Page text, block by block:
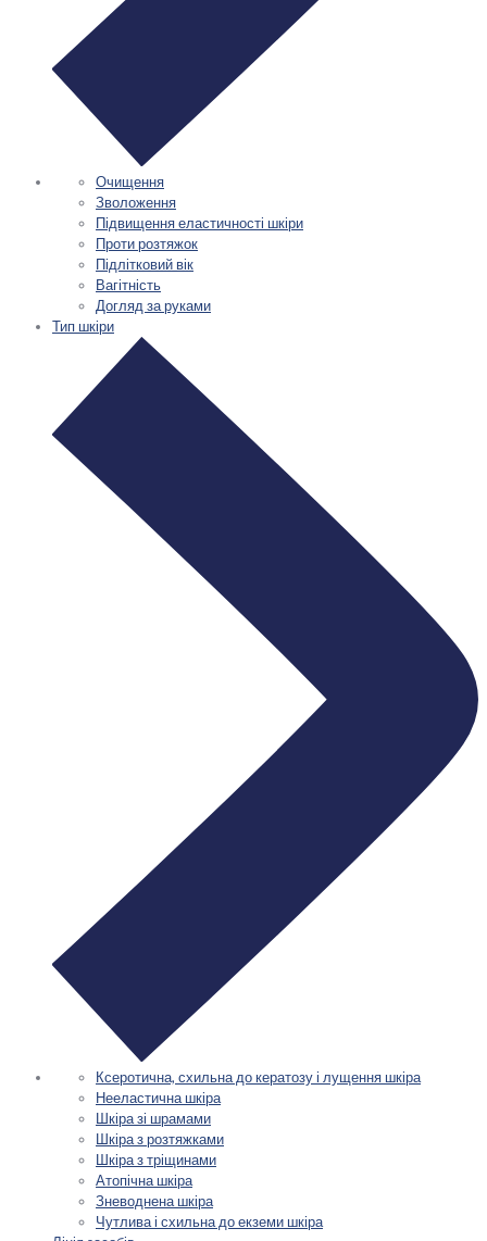
Очищення
Зволоження
Підвищення еластичності шкіри
Проти розтяжок
Підлітковий вік
Вагітність
Догляд за руками
Тип шкіри
Ксеротична, схильна до кератозу і лущення шкіра
Нееластична шкіра
Шкіра зі шрамами
Шкіра з розтяжками
Шкіра з тріщинами
Атопічна шкіра
Зневоднена шкіра
Чутлива і схильна до екземи шкіра